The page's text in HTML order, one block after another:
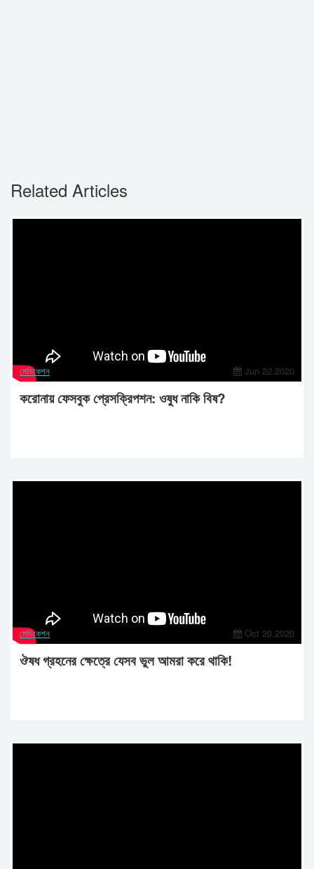
Related Articles
মেডিকেশন Jun 22,2020
করোনায় ফেসবুক প্রেসক্রিপশন: ওষুধ নাকি বিষ?
মেডিকেশন Oct 20,2020
ঔষধ গ্রহনের ক্ষেত্রে যেসব ভুল আমরা করে থাকি!